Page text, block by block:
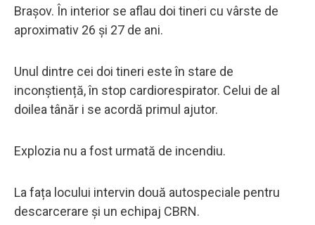
Brașov. În interior se aflau doi tineri cu vârste de
aproximativ 26 și 27 de ani.
Unul dintre cei doi tineri este în stare de
inconștiență, în stop cardiorespirator. Celui de al
doilea tânăr i se acordă primul ajutor.
Explozia nu a fost urmată de incendiu.
La fața locului intervin două autospeciale pentru
descarcerare și un echipaj CBRN.